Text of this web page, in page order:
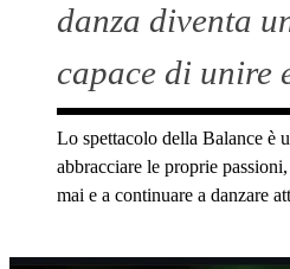
danza diventa
capace di unire
Lo spettacolo della Balance è
abbracciare le proprie
mai e a continuare a danzare